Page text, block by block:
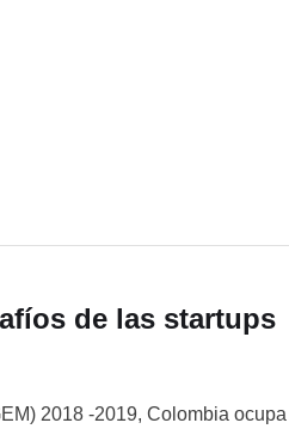
de las startups
2018 -2019, Colombia